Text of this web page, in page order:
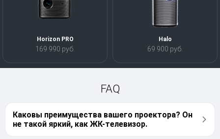
Horizon PRO
169 990 руб.
Halo
69 900 руб.
FAQ
Каковы преимущества вашего проектора? Он
не такой яркий, как ЖК-телевизор.